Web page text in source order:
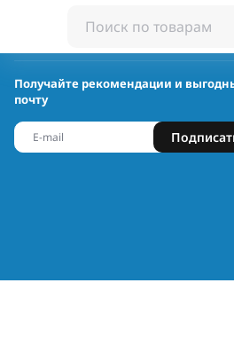
Получайте рекомендации и
почту